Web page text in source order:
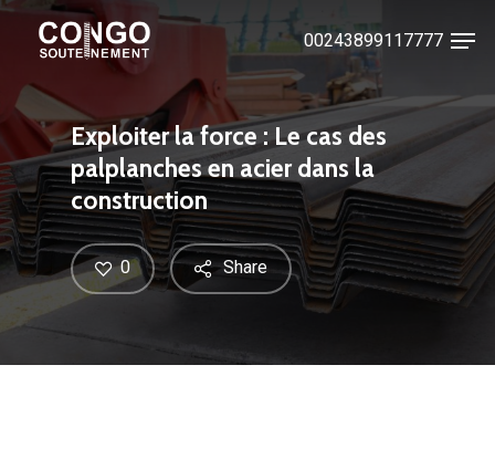
Skip
content
00243899117777
Exploiter la force : Le cas des
palplanches en acier dans la
construction
Share
0
Menu